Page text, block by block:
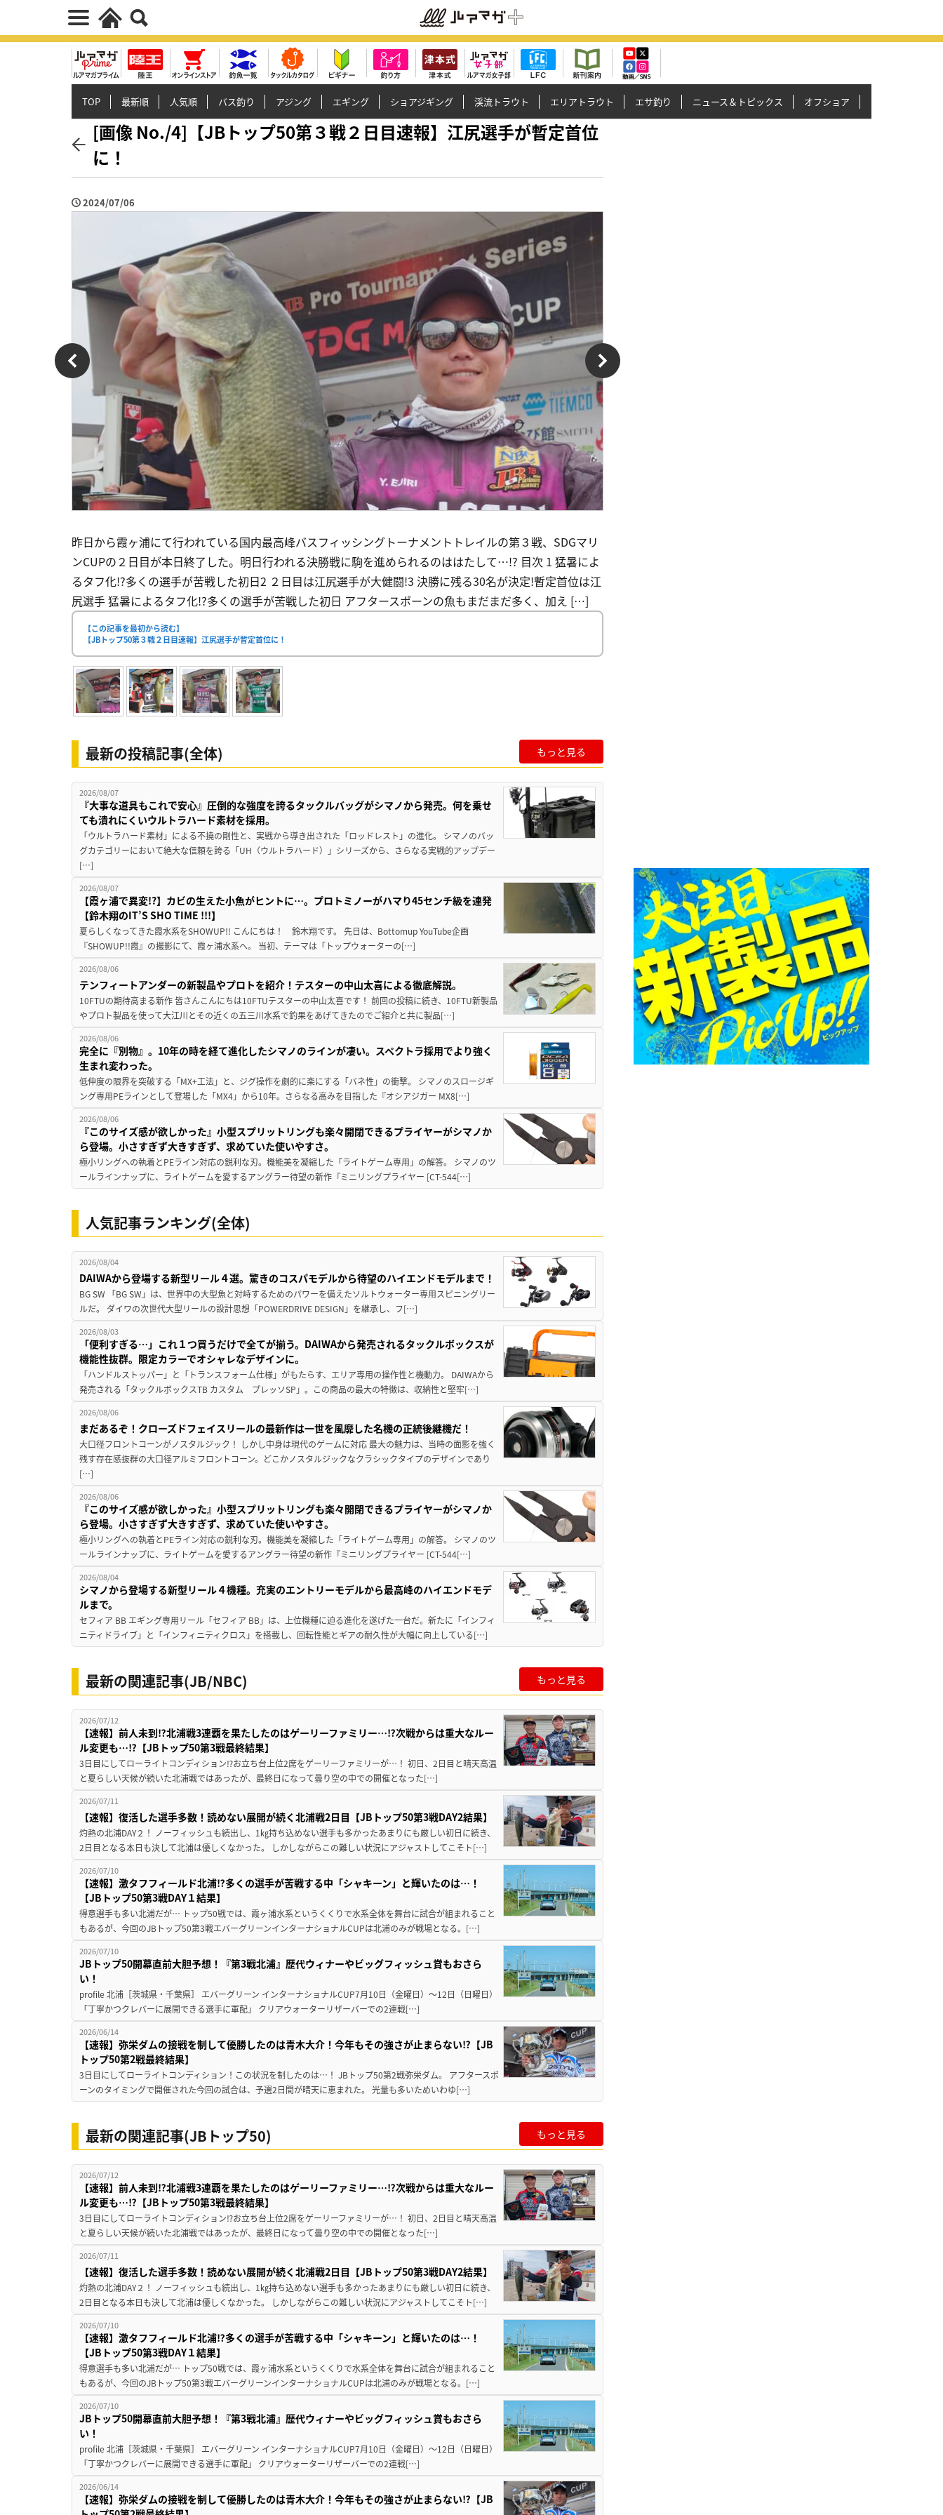
TOP 最新順 人気順 バス釣り アジング エギング ショアジギング 渓流トラウト エリアトラウト エサ釣り ニュース＆トピックス オフショア
[画像 No./4]【JBトップ50第３戦２日目速報】江尻選手が暫定首位
に！
2024/07/06
昨日から霞ヶ浦にて行われている国内最高峰バスフィッシングトーナメントトレイルの第３戦、SDGマリ
ンCUPの２日目が本日終了した。明日行われる決勝戦に駒を進められるのははたして…!? 目次 1 猛暑によ
るタフ化!?多くの選手が苦戦した初日2 ２日目は江尻選手が大健闘!3 決勝に残る30名が決定!暫定首位は江
尻選手 猛暑によるタフ化!?多くの選手が苦戦した初日 アフタースポーンの魚もまだまだ多く、加え […]
【この記事を最初から読む】
【JBトップ50第３戦２日目速報】江尻選手が暫定首位に！
最新の投稿記事(全体) もっと見る
2026/08/07
『大事な道具もこれで安心』圧倒的な強度を誇るタックルバッグがシマノから発売。何を乗せ
ても潰れにくいウルトラハード素材を採用。
「ウルトラハード素材」による不撓の剛性と、実戦から導き出された「ロッドレスト」の進化。 シマノのバッ
グカテゴリーにおいて絶大な信頼を誇る「UH（ウルトラハード）」シリーズから、さらなる実戦的アップデー
[…]
2026/08/07
【霞ヶ浦で異変!?】カビの生えた小魚がヒントに…。プロトミノーがハマり45センチ級を連発
【鈴木翔のIT’S SHO TIME !!!】
夏らしくなってきた霞水系をSHOWUP!! こんにちは！ 鈴木翔です。 先日は、Bottomup YouTube企画
『SHOWUP!!霞』の撮影にて、霞ヶ浦水系へ。 当初、テーマは「トップウォーターの[…]
2026/08/06
テンフィートアンダーの新製品やプロトを紹介！テスターの中山太喜による徹底解説。
10FTUの期待高まる新作 皆さんこんにちは10FTUテスターの中山太喜です！ 前回の投稿に続き、10FTU新製品
やプロト製品を使って大江川とその近くの五三川水系で釣果をあげてきたのでご紹介と共に製品[…]
2026/08/06
完全に『別物』。10年の時を経て進化したシマノのラインが凄い。スペクトラ採用でより強く
生まれ変わった。
低伸度の限界を突破する「MX+工法」と、ジグ操作を劇的に楽にする「バネ性」の衝撃。 シマノのスロージギ
ング専用PEラインとして登場した「MX4」から10年。さらなる高みを目指した『オシアジガー MX8[…]
2026/08/06
『このサイズ感が欲しかった』小型スプリットリングも楽々開閉できるプライヤーがシマノか
ら登場。小さすぎず大きすぎず、求めていた使いやすさ。
極小リングへの執着とPEライン対応の鋭利な刃。機能美を凝縮した「ライトゲーム専用」の解答。 シマノのツ
ールラインナップに、ライトゲームを愛するアングラー待望の新作『ミニリングプライヤー [CT-544[…]
人気記事ランキング(全体)
2026/08/04
DAIWAから登場する新型リール４選。驚きのコスパモデルから待望のハイエンドモデルまで！
BG SW 「BG SW」は、世界中の大型魚と対峙するためのパワーを備えたソルトウォーター専用スピニングリー
ルだ。 ダイワの次世代大型リールの設計思想「POWERDRIVE DESIGN」を継承し、フ[…]
2026/08/03
「便利すぎる…」これ１つ買うだけで全てが揃う。DAIWAから発売されるタックルボックスが
機能性抜群。限定カラーでオシャレなデザインに。
「ハンドルストッパー」と「トランスフォーム仕様」がもたらす、エリア専用の操作性と機動力。 DAIWAから
発売される「タックルボックスTB カスタム プレッソSP」。この商品の最大の特徴は、収納性と堅牢[…]
2026/08/06
まだあるぞ！クローズドフェイスリールの最新作は一世を風靡した名機の正統後継機だ！
大口径フロントコーンがノスタルジック！ しかし中身は現代のゲームに対応 最大の魅力は、当時の面影を強く
残す存在感抜群の大口径アルミフロントコーン。どこかノスタルジックなクラシックタイプのデザインであり
[…]
2026/08/06
『このサイズ感が欲しかった』小型スプリットリングも楽々開閉できるプライヤーがシマノか
ら登場。小さすぎず大きすぎず、求めていた使いやすさ。
極小リングへの執着とPEライン対応の鋭利な刃。機能美を凝縮した「ライトゲーム専用」の解答。 シマノのツ
ールラインナップに、ライトゲームを愛するアングラー待望の新作『ミニリングプライヤー [CT-544[…]
2026/08/04
シマノから登場する新型リール４機種。充実のエントリーモデルから最高峰のハイエンドモデ
ルまで。
セフィア BB エギング専用リール「セフィア BB」は、上位機種に迫る進化を遂げた一台だ。新たに「インフィ
ニティドライブ」と「インフィニティクロス」を搭載し、回転性能とギアの耐久性が大幅に向上している[…]
最新の関連記事(JB/NBC) もっと見る
2026/07/12
【速報】前人未到⁉北浦戦3連覇を果たしたのはゲーリーファミリー…⁉次戦からは重大なルー
ル変更も…⁉【JBトップ50第3戦最終結果】
3日目にしてローライトコンディション⁉お立ち台上位2席をゲーリーファミリーが…！ 初日、2日目と晴天高温
と夏らしい天候が続いた北浦戦ではあったが、最終日になって曇り空の中での開催となった[…]
2026/07/11
【速報】復活した選手多数！読めない展開が続く北浦戦2日目【JBトップ50第3戦DAY2結果】
灼熱の北浦DAY２！ ノーフィッシュも続出し、1㎏持ち込めない選手も多かったあまりにも厳しい初日に続き、
2日目となる本日も決して北浦は優しくなかった。 しかしながらこの難しい状況にアジャストしてこそト[…]
2026/07/10
【速報】激タフフィールド北浦⁉多くの選手が苦戦する中「シャキーン」と輝いたのは…！
【JBトップ50第3戦DAY１結果】
得意選手も多い北浦だが… トップ50戦では、霞ヶ浦水系というくくりで水系全体を舞台に試合が組まれること
もあるが、今回のJBトップ50第3戦エバーグリーンインターナショナルCUPは北浦のみが戦場となる。[…]
2026/07/10
JBトップ50開幕直前大胆予想！『第3戦北浦』歴代ウィナーやビッグフィッシュ賞もおさら
い！
profile 北浦［茨城県・千葉県］ エバーグリーン インターナショナルCUP7月10日（金曜日）～12日（日曜日）
「丁寧かつクレバーに展開できる選手に軍配」 クリアウォーターリザーバーでの2連戦[…]
2026/06/14
【速報】弥栄ダムの接戦を制して優勝したのは青木大介！今年もその強さが止まらない⁉【JB
トップ50第2戦最終結果】
3日目にしてローライトコンディション！この状況を制したのは…！ JBトップ50第2戦弥栄ダム。 アフタースポ
ーンのタイミングで開催された今回の試合は、予選2日間が晴天に恵まれた。 光量も多いためいわゆ[…]
最新の関連記事(JBトップ50) もっと見る
2026/07/12
【速報】前人未到⁉北浦戦3連覇を果たしたのはゲーリーファミリー…⁉次戦からは重大なルー
ル変更も…⁉【JBトップ50第3戦最終結果】
3日目にしてローライトコンディション⁉お立ち台上位2席をゲーリーファミリーが…！ 初日、2日目と晴天高温
と夏らしい天候が続いた北浦戦ではあったが、最終日になって曇り空の中での開催となった[…]
2026/07/11
【速報】復活した選手多数！読めない展開が続く北浦戦2日目【JBトップ50第3戦DAY2結果】
灼熱の北浦DAY２！ ノーフィッシュも続出し、1㎏持ち込めない選手も多かったあまりにも厳しい初日に続き、
2日目となる本日も決して北浦は優しくなかった。 しかしながらこの難しい状況にアジャストしてこそト[…]
2026/07/10
【速報】激タフフィールド北浦⁉多くの選手が苦戦する中「シャキーン」と輝いたのは…！
【JBトップ50第3戦DAY１結果】
得意選手も多い北浦だが… トップ50戦では、霞ヶ浦水系というくくりで水系全体を舞台に試合が組まれること
もあるが、今回のJBトップ50第3戦エバーグリーンインターナショナルCUPは北浦のみが戦場となる。[…]
2026/07/10
JBトップ50開幕直前大胆予想！『第3戦北浦』歴代ウィナーやビッグフィッシュ賞もおさら
い！
profile 北浦［茨城県・千葉県］ エバーグリーン インターナショナルCUP7月10日（金曜日）～12日（日曜日）
「丁寧かつクレバーに展開できる選手に軍配」 クリアウォーターリザーバーでの2連戦[…]
2026/06/14
【速報】弥栄ダムの接戦を制して優勝したのは青木大介！今年もその強さが止まらない⁉【JB